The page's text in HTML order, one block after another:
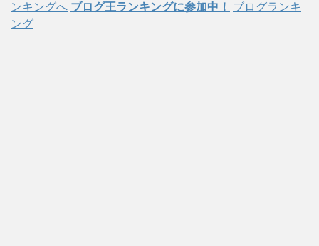
ンキングへ ブログ王ランキングに参加中！
ブログランキ
ング